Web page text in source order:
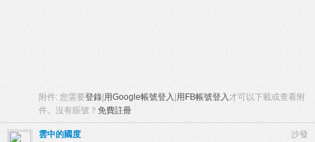
附件: 您需要登錄 用Google帳號登入 用FB帳號登入才可以下載或查看附
件。沒有賬號？ 免費註冊
沙發
雲中的國度